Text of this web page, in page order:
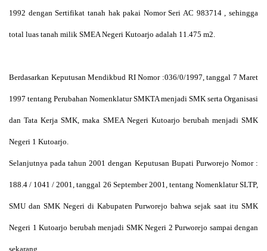
1992 dengan Sertifikat tanah hak pakai Nomor Seri AC 983714 , sehingga
total luas tanah milik SMEA Negeri Kutoarjo adalah 11.475 m2.
Berdasarkan Keputusan Mendikbud RI Nomor :036/0/1997, tanggal 7 Maret
1997 tentang Perubahan Nomenklatur SMKTA menjadi SMK serta Organisasi
dan Tata Kerja SMK, maka SMEA Negeri Kutoarjo berubah menjadi SMK
Negeri 1 Kutoarjo.
Selanjutnya pada tahun 2001 dengan Keputusan Bupati Purworejo Nomor :
188.4 / 1041 / 2001, tanggal 26 September 2001, tentang Nomenklatur SLTP,
SMU dan SMK Negeri di Kabupaten Purworejo bahwa sejak saat itu SMK
Negeri 1 Kutoarjo berubah menjadi SMK Negeri 2 Purworejo sampai dengan
sekarang.